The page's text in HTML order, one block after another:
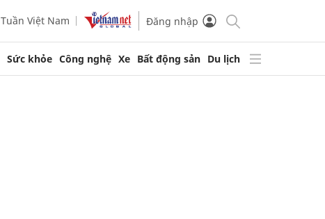
Tuần Việt Nam Đăng nhập
Sức khỏe Công nghệ Xe Bất động sản Du lịch